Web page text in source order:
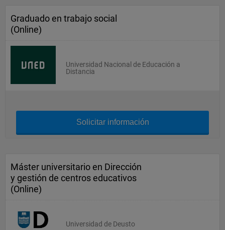
Graduado en trabajo social
(Online)
Universidad Nacional de Educación a
Distancia
Solicitar información
Máster universitario en Dirección
y gestión de centros educativos
(Online)
Universidad de Deusto